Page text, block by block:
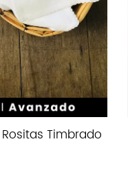
Rositas Timbrado